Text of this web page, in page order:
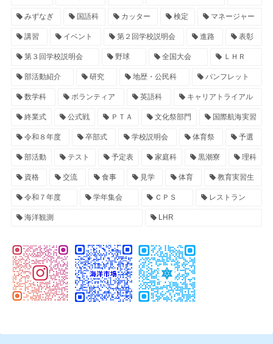
みずなぎ 国語科 カッター 検定 マネージャー
講習 イベント 第２回学校説明会 進路 表彰
第３回学校説明会 野球 全国大会 ＬＨＲ
部活動紹介 研究 地歴・公民科 パンフレット
数学科 ボランティア 英語科 キャリアトライアル
終業式 公式戦 ＰＴＡ 文化祭部門 国際航海実習
令和８年度 卒部式 学校説明会 体育祭 予選
部活動 テスト 予定表 家庭科 黒潮寮 理科
資格 交流 食事 見学 体育 教育実習生
令和７年度 学年集会 ＣＰＳ レストラン
海洋観測 LHR